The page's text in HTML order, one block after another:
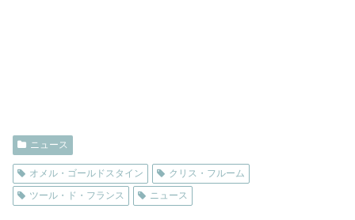
ニュース
オメル・ゴールドスタイン
クリス・フルーム
ツール・ド・フランス
ニュース